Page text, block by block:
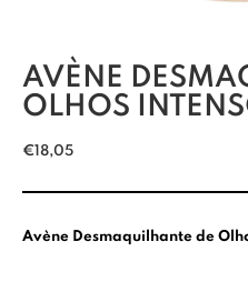
AVÈNE
OLHOS
€18,05
Avène Desmaquilhante de